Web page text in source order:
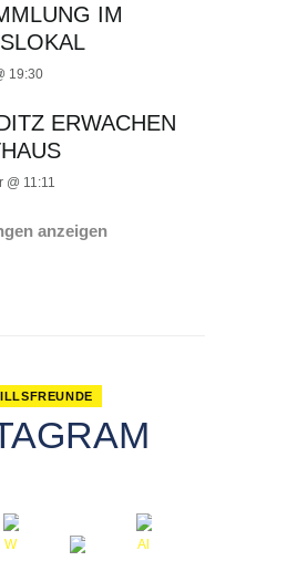
IM
19:30
ERWACHEN
@ 11:11
anzeigen